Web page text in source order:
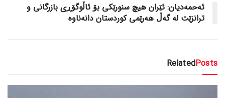
ئەحمەدیان: ئێران هیچ سنورێکی بۆ ئاڵوگۆڕی بازرگانی و
ترانزێت لە گەڵ هەرێمی کوردستان دانەناوە
RelatedPosts